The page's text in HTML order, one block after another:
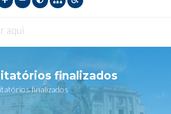
aqui
finalizados
finalizados